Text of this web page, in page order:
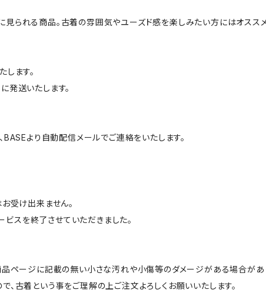
られる商品。古着の雰囲気やユーズド感を楽しみたい方にはオスス
ます。
発送いたします。
より自動配信メールでご連絡をいたします。
受け出来ません。
スを終了させていただきました。
品ページに記載の無い小さな汚れや小傷等のダメージがある場合があ
、古着という事をご理解の上ご注文よろしくお願いいたします。